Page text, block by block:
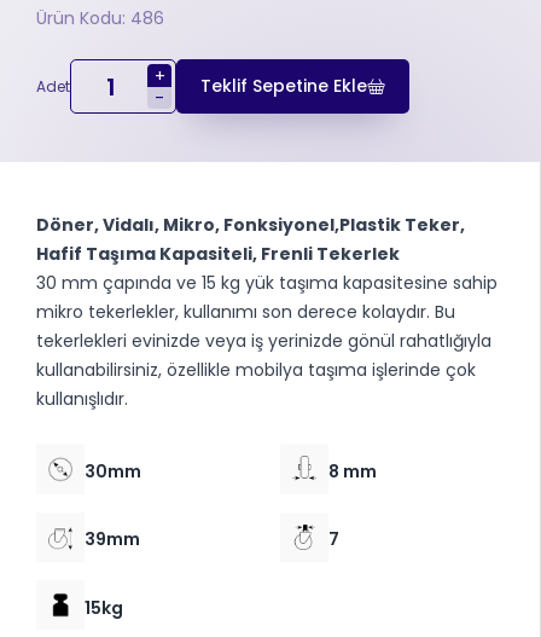
Ürün Kodu: 486
Adet
+
-
Teklif Sepetine Ekle
Döner, Vidalı, Mikro, Fonksiyonel,Plastik Teker,
Hafif Taşıma Kapasiteli, Frenli Tekerlek
30 mm çapında ve 15 kg yük taşıma kapasitesine sahip
mikro tekerlekler, kullanımı son derece kolaydır. Bu
tekerlekleri evinizde veya iş yerinizde gönül rahatlığıyla
kullanabilirsiniz, özellikle mobilya taşıma işlerinde çok
kullanışlıdır.
30mm 8 mm
39mm 7
15kg